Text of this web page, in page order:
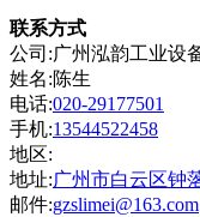
联系方式
公司:广州泓韵工业设
姓名:陈生
电话:020-29177501
手机:13544522458
地区:
地址:广州市白云区钟
邮件:gzslimei@163.com